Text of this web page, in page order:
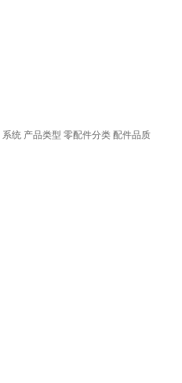
系统 产品类型 零配件分类 配件品质